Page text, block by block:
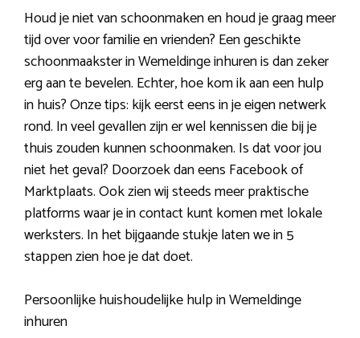
Houd je niet van schoonmaken en houd je graag meer
tijd over voor familie en vrienden? Een geschikte
schoonmaakster in Wemeldinge inhuren is dan zeker
erg aan te bevelen. Echter, hoe kom ik aan een hulp
in huis? Onze tips: kijk eerst eens in je eigen netwerk
rond. In veel gevallen zijn er wel kennissen die bij je
thuis zouden kunnen schoonmaken. Is dat voor jou
niet het geval? Doorzoek dan eens Facebook of
Marktplaats. Ook zien wij steeds meer praktische
platforms waar je in contact kunt komen met lokale
werksters. In het bijgaande stukje laten we in 5
stappen zien hoe je dat doet.
Persoonlijke huishoudelijke hulp in Wemeldinge
inhuren